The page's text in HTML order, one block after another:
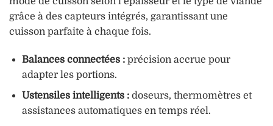
grâce à des capteurs intégrés, garantissant une
cuisson parfaite à chaque fois.
Balances connectées :précision accrue pour
adapter les portions.
Ustensiles intelligents :doseurs, thermomètres et
assistances automatiques en temps réel.